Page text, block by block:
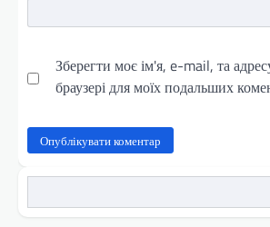
Зберегти моє ім'я, e-mail, та
браузері для моїх подальших